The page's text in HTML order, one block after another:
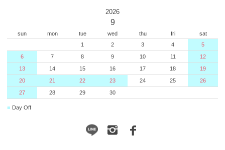
2026
9
sun mon tue wed thu fri
sat
1
2 3 4
5
6
7 8 9 10 11
12
13
14 15 16 17 18
19
20
21 22 23 24 25
26
27
28 29 30
■ Day Off